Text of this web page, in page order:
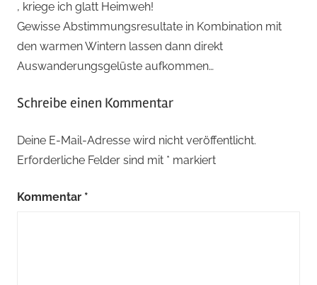
, kriege ich glatt Heimweh!
Gewisse Abstimmungsresultate in Kombination mit
den warmen Wintern lassen dann direkt
Auswanderungsgelüste aufkommen…
Schreibe einen Kommentar
Deine E-Mail-Adresse wird nicht veröffentlicht.
Erforderliche Felder sind mit * markiert
Kommentar *